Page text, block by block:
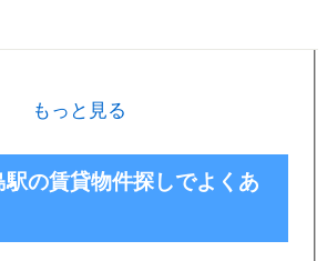
もっと見る
駅の賃貸物件探しでよくあ